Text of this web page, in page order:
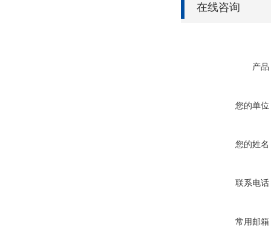
在线咨询
产品
您的单位
您的姓名
联系电话
常用邮箱